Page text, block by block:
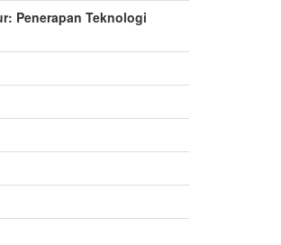
Penerapan Teknologi